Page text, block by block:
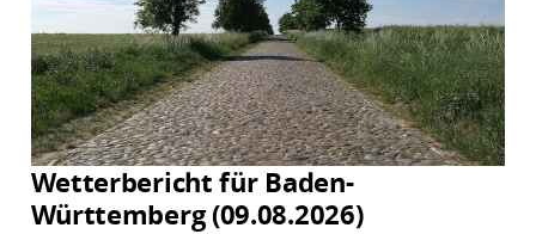
Wetterbericht für Baden-
Württemberg (09.08.2026)